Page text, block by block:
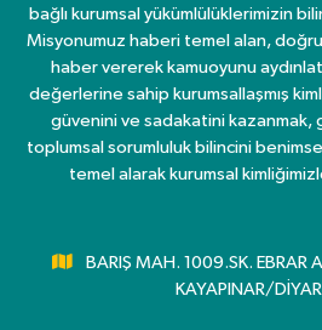
bağlı kurumsal yükümlülüklerimizin
Misyonumuz haberi temel alan,
haber vererek kamuoyunu
değerlerine sahip kurumsallaşmış
güvenini ve sadakatini kazanmak,
toplumsal sorumluluk bilincini
temel alarak kurumsal
BARIŞ MAH. 1009.SK. EBRAR
KAYAPINAR/